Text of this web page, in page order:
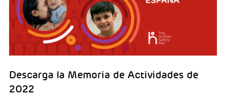
Descarga la Memoria de Actividades de
2022